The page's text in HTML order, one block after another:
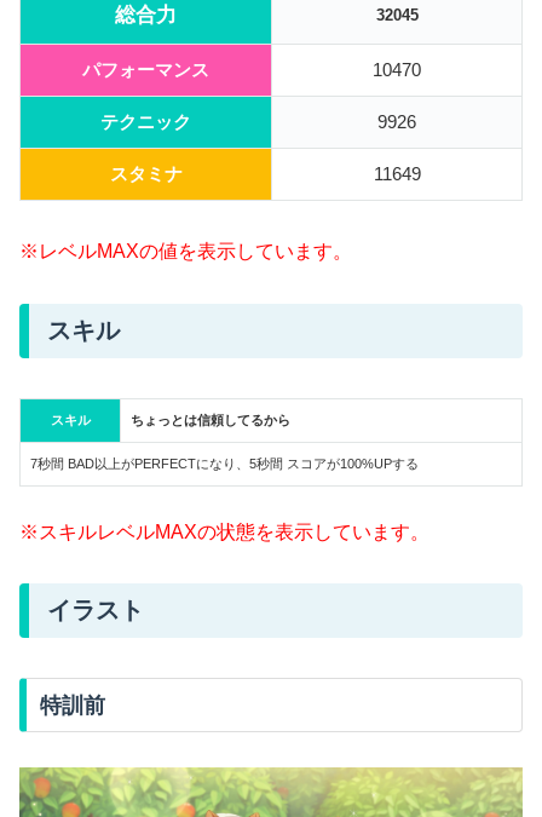
総合力 32045
パフォーマンス 10470
テクニック 9926
スタミナ 11649
※レベルMAXの値を表示しています。
スキル
スキル ちょっとは信頼してるから
7秒間 BAD以上がPERFECTになり、5秒間 スコアが100%UPする
※スキルレベルMAXの状態を表示しています。
イラスト
特訓前